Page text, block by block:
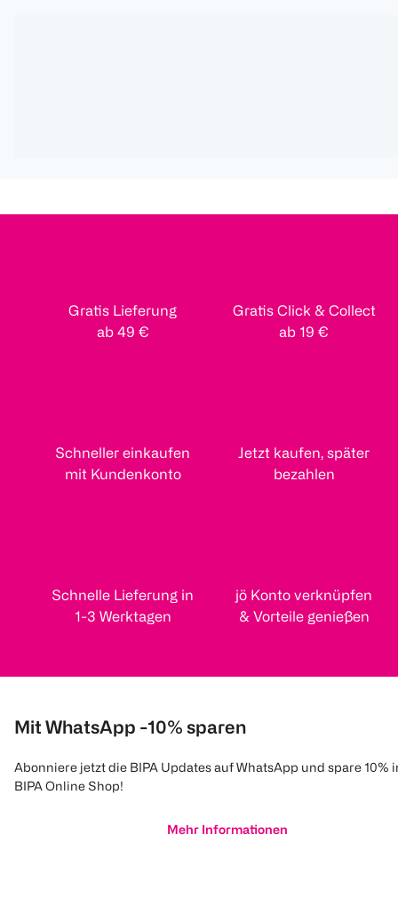
Gratis Lieferung
ab 49 €
Gratis Click & Collect
ab 19 €
Schneller einkaufen
mit Kundenkonto
Jetzt kaufen, später
bezahlen
Schnelle Lieferung in
1-3 Werktagen
jö Konto verknüpfen
& Vorteile genießen
Mit WhatsApp -10% sparen
Abonniere jetzt die BIPA Updates auf WhatsApp und spare 10%
BIPA Online Shop!
Mehr Informationen